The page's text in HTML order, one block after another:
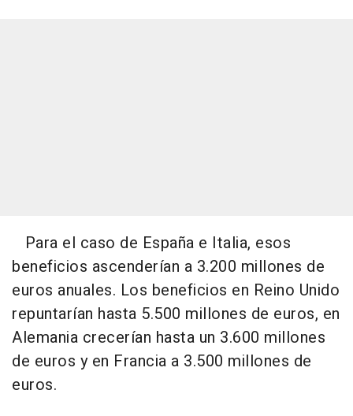
Para el caso de España e Italia, esos
beneficios ascenderían a 3.200 millones de
euros anuales. Los beneficios en Reino Unido
repuntarían hasta 5.500 millones de euros, en
Alemania crecerían hasta un 3.600 millones
de euros y en Francia a 3.500 millones de
euros.